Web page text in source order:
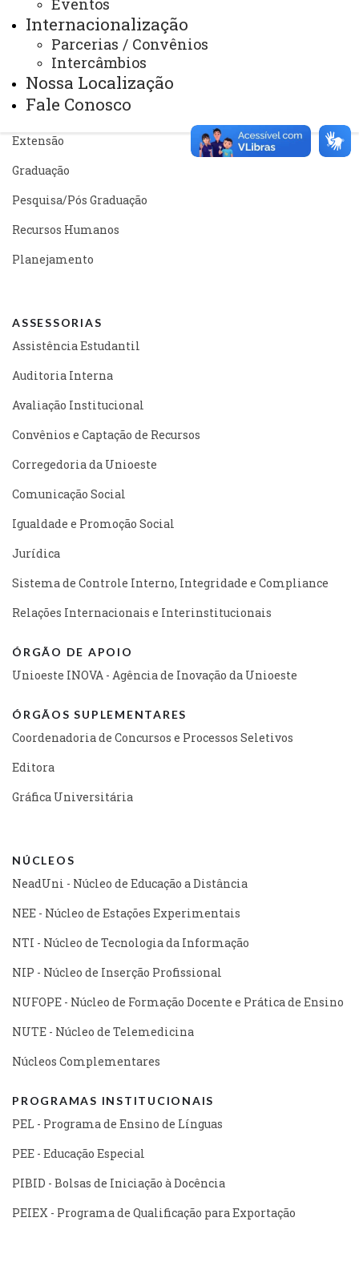
Eventos
Internacionalização
Parcerias / Convênios
Intercâmbios
Nossa Localização
Fale Conosco
Gabinete Reitoria
Secretaria dos Conselhos Superiores
PRÓ-REITORIAS
Administração e Finanças
Extensão
Graduação
Pesquisa/Pós Graduação
Recursos Humanos
Planejamento
ASSESSORIAS
Assistência Estudantil
Auditoria Interna
Avaliação Institucional
Convênios e Captação de Recursos
Corregedoria da Unioeste
Comunicação Social
Igualdade e Promoção Social
Jurídica
Sistema de Controle Interno, Integridade e Compliance
Relações Internacionais e Interinstitucionais
ÓRGÃO DE APOIO
Unioeste INOVA - Agência de Inovação da Unioeste
ÓRGÃOS SUPLEMENTARES
Coordenadoria de Concursos e Processos Seletivos
Editora
Gráfica Universitária
NÚCLEOS
NeadUni - Núcleo de Educação a Distância
NEE - Núcleo de Estações Experimentais
NTI - Núcleo de Tecnologia da Informação
NIP - Núcleo de Inserção Profissional
NUFOPE - Núcleo de Formação Docente e Prática de Ensino
NUTE - Núcleo de Telemedicina
Núcleos Complementares
PROGRAMAS INSTITUCIONAIS
PEL - Programa de Ensino de Línguas
PEE - Educação Especial
PIBID - Bolsas de Iniciação à Docência
PEIEX - Programa de Qualificação para Exportação